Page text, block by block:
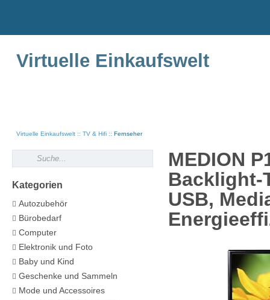
Virtuelle Einkaufswelt
Virtuelle Einkaufswelt TV & Hifi Fernseher
MEDION
Backlight-
USB,
Kategorien
Autozubehör
Bürobedarf
Computer
Elektronik und Foto
Baby und Kind
Geschenke und Sammeln
Mode und Accessoires